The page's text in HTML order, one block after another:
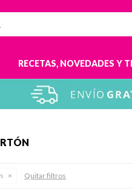
RECETAS, NOVEDADES Y
Quitar filtros